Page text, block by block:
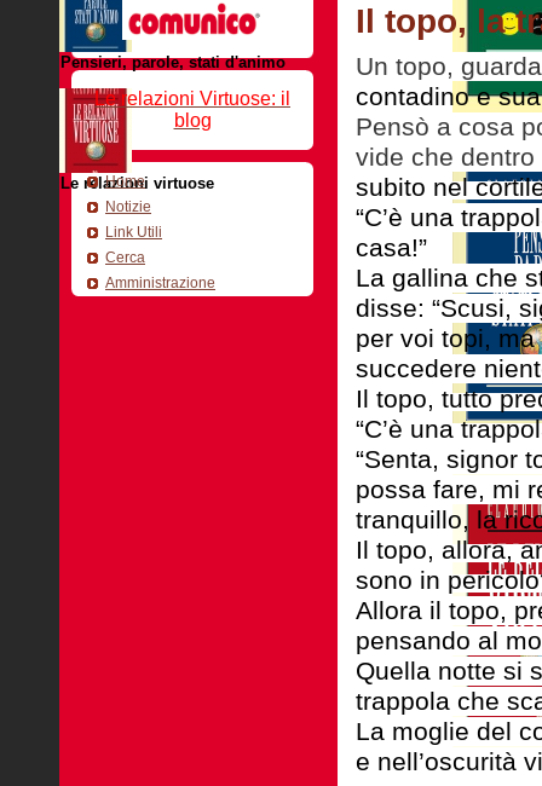
Pensieri, parole, stati d'animo
Le relazioni virtuose
Le relazioni Virtuose: il
blog
Home
Notizie
Link Utili
Cerca
Amministrazione
Il topo, la
Un topo,
contadino e
Pensò a cosa
vide che
subito nel
“C’è una
casa!”
La gallina che
disse: “Scusi,
per voi topi,
succedere
Il topo, tutto
“C’è una
“Senta, signor
possa fare, mi
tranquillo, la
Il topo, allora,
sono in
Allora il topo,
pensando al
Quella notte si
trappola che
La moglie del
e nell’oscurità